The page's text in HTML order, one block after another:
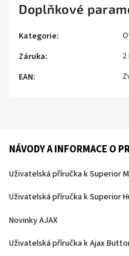
Doplňkové
Kategorie:
Záruka:
EAN:
NÁVODY A INFORMACE O
Uživatelská příručka k Superior
Uživatelská příručka k Superior
Novinky AJAX
Uživatelská příručka k Ajax